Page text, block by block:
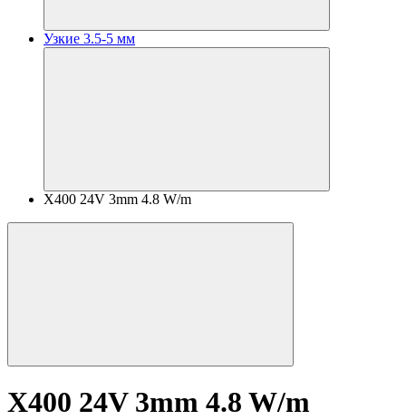
Узкие 3.5-5 мм
X400 24V 3mm 4.8 W/m
X400 24V 3mm 4.8 W/m